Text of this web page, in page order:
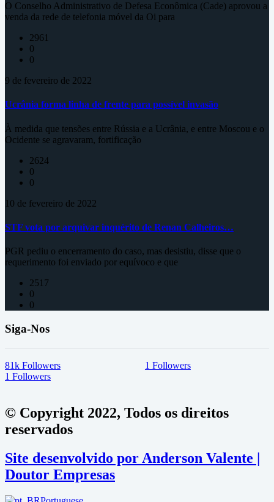
O Conselho Administrativo de Defesa Econômica (Cade) aprovou a
venda da rede de telefonia móvel da Oi para
2961
0
0
9 de fevereiro de 2022
Ucrânia forma linha de frente para possível invasão
À medida que tensões entre Rússia e a Ucrânia, e entre Moscou e o
Ocidente se agravaram, fortificação
2624
0
0
10 de fevereiro de 2022
STF vota por arquivar inquérito de Renan Calheiros…
PGR pediu o encerramento do caso, mas desistiu, disse que o
requerimento foi enviado por equívoco e que
2517
0
0
Siga-Nos
81k Followers 1 Followers
1 Followers
© Copyright 2022, Todos os direitos
reservados
Site desenvolvido por Anderson Valente |
Doutor Empresas